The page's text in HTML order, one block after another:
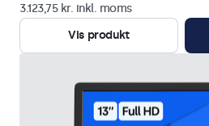
3.123,75 kr. inkl. moms
Vis produkt